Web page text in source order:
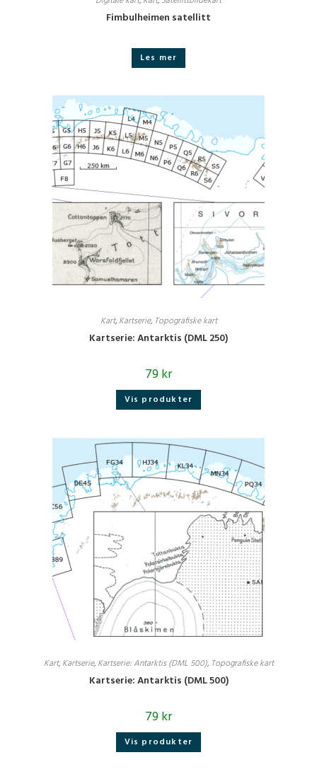
Fimbulheimen satellitt
Les mer
Kart, Kartserie, Topografiske kart
Kartserie: Antarktis (DML 250)
79kr
Vis produkter
Kart, Kartserie, Kartserie: Antarktis (DML 500), Topografiske kart
Kartserie: Antarktis (DML 500)
79kr
Vis produkter